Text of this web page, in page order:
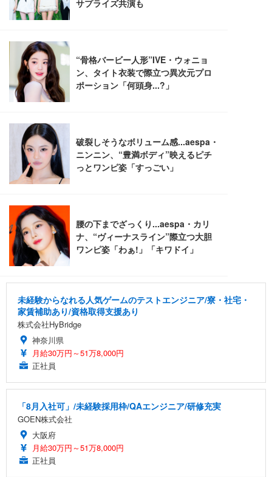
能 人間工学 椅子 腰サポート 90度跳ね上げ式アーム
ワーク チェア 強化バックレスト 30度ロッキング機
能 人間工学 椅子 腰サポート 90度跳ね上げ式アーム
レスト 3Dヘッドレスト ハンガー付き 高反発クッシ
￥7,680
ッシュ 通気性 ランバーサポート付き 腰サポート ガ
ス圧無段階昇降 360度回転 キャスター付き コンパク
ト 幅52×奥行58.5×高さ84～96cm テレワーク 在宅
勤務 ブラック
￥4,139
ー フルHD（1920×1080）VA 非光沢 HDMI/DisplayP
ort/VGA スピーカー内蔵 高さ調整 スイベル VESA対
応 ComfortView ビジネス向け
￥15,800
HOOTER Gaming Monitor 24” Essential ゲーミン
グモニター QD 24.5インチ 1ms FHD 量子ドット 残
像低減 (3年保証 | 輝点保証 | 日本メーカー)
￥34,980
限定】 Smart Basic アイリスオーヤマ ペットシーツ
超厚型 お徳用 ワイド 100枚入 (x 1) (ケース販売)
￥3,670
ュラー 200枚入【Amazon.co.jp限定】
￥3,731
未経験からなれる人気ゲームのテストエンジニア/寮・社宅・
家賃補助あり/資格取得支援あり
株式会社HyBridge
神奈川県
月給30万円～51万8,000円
正社員
「8月入社可」/未経験採用枠/QAエンジニア/研修充実
GOEN株式会社
大阪府
月給30万円～51万8,000円
正社員